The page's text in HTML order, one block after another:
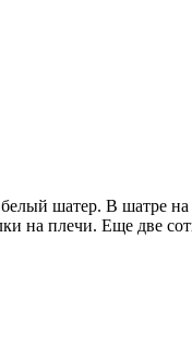
шатер. В шатре на
на плечи. Еще